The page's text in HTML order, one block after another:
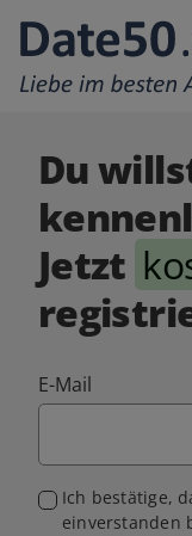
Du
Jetzt
E-Mail
Ich bestätige,
einverstanden